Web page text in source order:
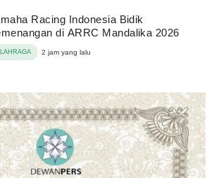
Racing Indonesia Bidik
di ARRC Mandalika 2026
2 jam yang lalu